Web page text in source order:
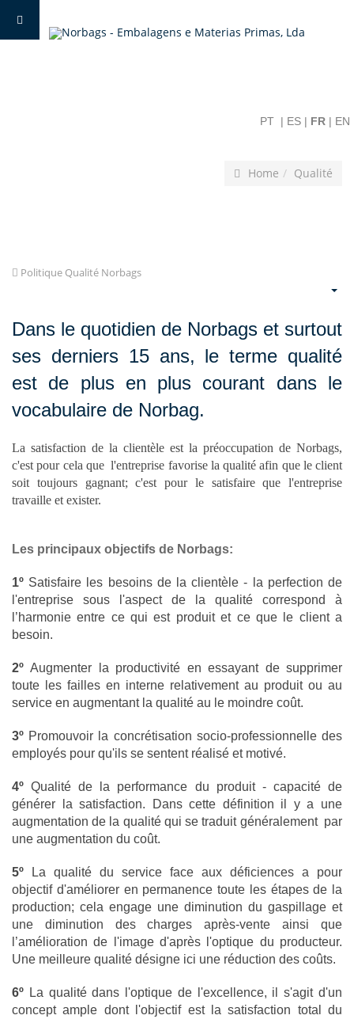
PT | ES | FR | EN
Home Qualité
Politique Qualité Norbags
Dans le quotidien de Norbags et surtout
ses derniers 15 ans, le terme qualité
est de plus en plus courant dans le
vocabulaire de Norbag.
La satisfaction de la clientèle est la préoccupation de Norbags,
c'est pour cela que l'entreprise favorise la qualité afin que le client
soit toujours gagnant; c'est pour le satisfaire que l'entreprise
travaille et exister.
Les principaux objectifs de Norbags:
1º Satisfaire les besoins de la clientèle - la perfection de
l'entreprise sous l'aspect de la qualité correspond à
l’harmonie entre ce qui est produit et ce que le client a
besoin.
2º Augmenter la productivité en essayant de supprimer
toute les failles en interne relativement au produit ou au
service en augmentant la qualité au le moindre coût.
3º Promouvoir la concrétisation socio-professionnelle des
employés pour qu'ils se sentent réalisé et motivé.
4º Qualité de la performance du produit - capacité de
générer la satisfaction. Dans cette définition il y a une
augmentation de la qualité qui se traduit généralement par
une augmentation du coût.
5º La qualité du service face aux déficiences a pour
objectif d'améliorer en permanence toute les étapes de la
production; cela engage une diminution du gaspillage et
une diminution des charges après-vente ainsi que
l’amélioration de l'image d'après l'optique du producteur.
Une meilleure qualité désigne ici une réduction des coûts.
6º La qualité dans l'optique de l'excellence, il s'agit d'un
concept ample dont l'objectif est la satisfaction total du